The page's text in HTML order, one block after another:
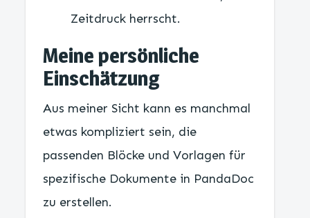
Zeitdruck herrscht.
Meine persönliche
Einschätzung
Aus meiner Sicht kann es manchmal
etwas kompliziert sein, die
passenden Blöcke und Vorlagen für
spezifische Dokumente in PandaDoc
zu erstellen.